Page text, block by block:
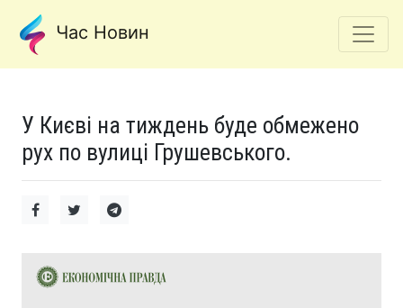
Час Новин
У Києві на тиждень буде обмежено
рух по вулиці Грушевського.